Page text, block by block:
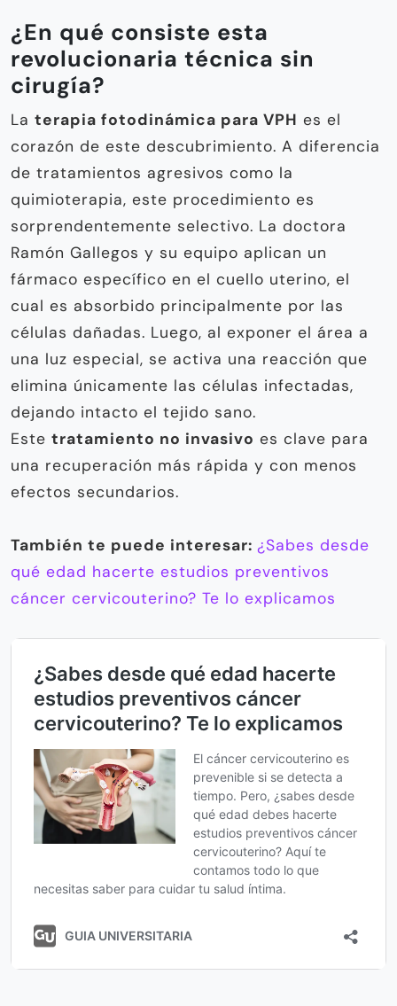
¿En qué consiste esta
revolucionaria técnica sin
cirugía?
La terapia fotodinámica para VPH es el
corazón de este descubrimiento. A diferencia
de tratamientos agresivos como la
quimioterapia, este procedimiento es
sorprendentemente selectivo. La doctora
Ramón Gallegos y su equipo aplican un
fármaco específico en el cuello uterino, el
cual es absorbido principalmente por las
células dañadas. Luego, al exponer el área a
una luz especial, se activa una reacción que
elimina únicamente las células infectadas,
dejando intacto el tejido sano.
Este tratamiento no invasivo es clave para
una recuperación más rápida y con menos
efectos secundarios.
También te puede interesar: ¿Sabes desde
qué edad hacerte estudios preventivos
cáncer cervicouterino? Te lo explicamos